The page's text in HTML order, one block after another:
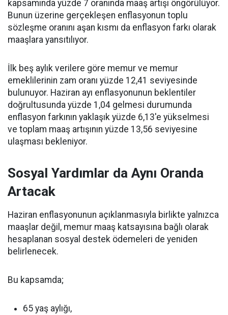
kapsamında yüzde 7 oranında maaş artışı öngörülüyor.
Bunun üzerine gerçekleşen enflasyonun toplu
sözleşme oranını aşan kısmı da enflasyon farkı olarak
maaşlara yansıtılıyor.
İlk beş aylık verilere göre memur ve memur
emeklilerinin zam oranı yüzde 12,41 seviyesinde
bulunuyor. Haziran ayı enflasyonunun beklentiler
doğrultusunda yüzde 1,04 gelmesi durumunda
enflasyon farkının yaklaşık yüzde 6,13'e yükselmesi
ve toplam maaş artışının yüzde 13,56 seviyesine
ulaşması bekleniyor.
Sosyal Yardımlar da Aynı Oranda
Artacak
Haziran enflasyonunun açıklanmasıyla birlikte yalnızca
maaşlar değil, memur maaş katsayısına bağlı olarak
hesaplanan sosyal destek ödemeleri de yeniden
belirlenecek.
Bu kapsamda;
65 yaş aylığı,